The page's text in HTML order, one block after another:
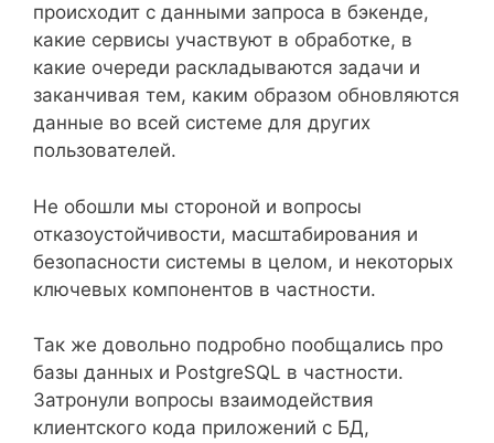
происходит с данными запроса в бэкенде,
какие сервисы участвуют в обработке, в
какие очереди раскладываются задачи и
заканчивая тем, каким образом обновляются
данные во всей системе для других
пользователей.
Не обошли мы стороной и вопросы
отказоустойчивости, масштабирования и
безопасности системы в целом, и некоторых
ключевых компонентов в частности.
Так же довольно подробно пообщались про
базы данных и PostgreSQL в частности.
Затронули вопросы взаимодействия
клиентского кода приложений с БД,